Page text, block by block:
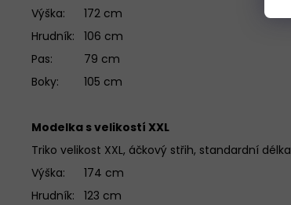
Výška: 172 cm
Hrudník: 106 cm
Pas: 79 cm
Boky: 105 cm
Modelka s velikostí XXL
Triko velikost XXL, áčkový střih, standardní délka
Výška: 174 cm
Hrudník: 123 cm